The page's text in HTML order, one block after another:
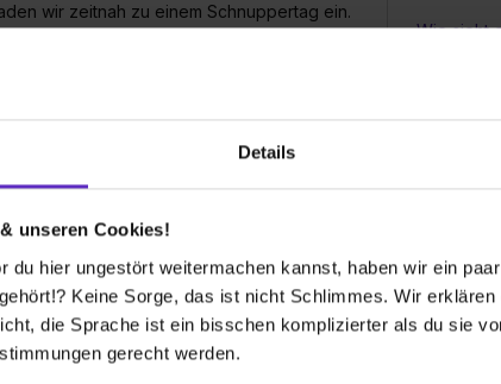
Details
unseren Cookies!
du hier ungestört weitermachen kannst, haben wir ein
Keine Sorge, das ist nicht Schlimmes. Wir
die Sprache ist ein bisschen komplizierter als du sie
gerecht werden.
Wie sieht
Gibt es
Was für
wir zeitnah zu einem Schnuppertag ein.
im Wege und wir melden uns für einen